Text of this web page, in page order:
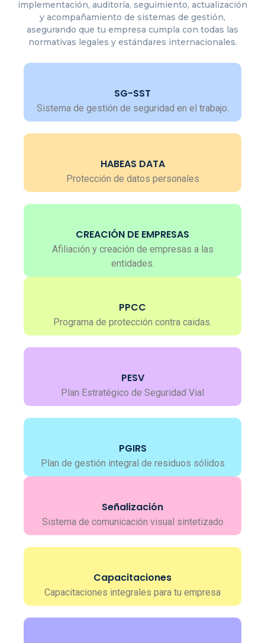
implementación, auditoría, seguimiento, actualización
y acompañamiento de sistemas de gestión,
asegurando que tu empresa cumpla con todas las
normativas legales y estándares internacionales.
SG-SST
Sistema de gestión de seguridad en el trabajo.
HABEAS DATA
Protección de datos personales
CREACIÓN DE EMPRESAS
Afiliación y creación de empresas a las
entidades.
PPCC
Programa de protección contra caidas.
PESV
Plan Estratégico de Seguridad Vial
PGIRS
Plan de gestión integral de residuos sólidos
Señalización
Sistema de comunicación visual sintetizado
Capacitaciones
Capacitaciones integrales para tu empresa